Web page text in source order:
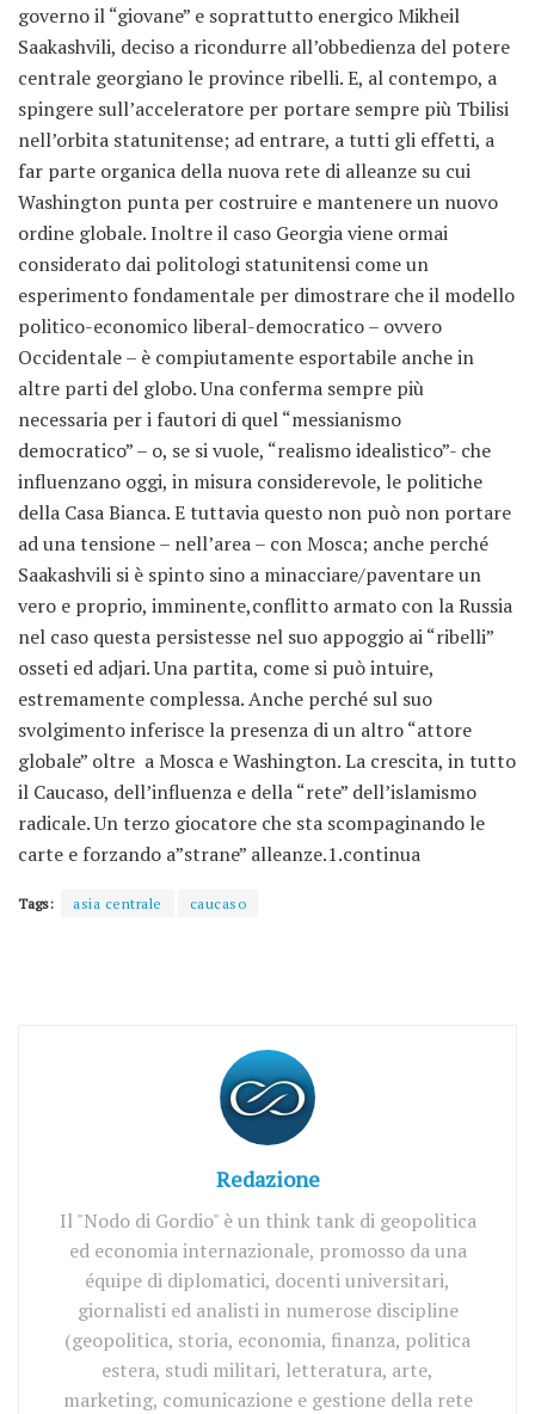
governo il “giovane” e soprattutto energico Mikheil
Saakashvili, deciso a ricondurre all’obbedienza del potere
centrale georgiano le province ribelli. E, al contempo, a
spingere sull’acceleratore per portare sempre più Tbilisi
nell’orbita statunitense; ad entrare, a tutti gli effetti, a
far parte organica della nuova rete di alleanze su cui
Washington punta per costruire e mantenere un nuovo
ordine globale. Inoltre il caso Georgia viene ormai
considerato dai politologi statunitensi come un
esperimento fondamentale per dimostrare che il modello
politico-economico liberal-democratico – ovvero
Occidentale – è compiutamente esportabile anche in
altre parti del globo. Una conferma sempre più
necessaria per i fautori di quel “messianismo
democratico” – o, se si vuole, “realismo idealistico”- che
influenzano oggi, in misura considerevole, le politiche
della Casa Bianca. E tuttavia questo non può non portare
ad una tensione – nell’area – con Mosca; anche perché
Saakashvili si è spinto sino a minacciare/paventare un
vero e proprio, imminente,conflitto armato con la Russia
nel caso questa persistesse nel suo appoggio ai “ribelli”
osseti ed adjari. Una partita, come si può intuire,
estremamente complessa. Anche perché sul suo
svolgimento inferisce la presenza di un altro “attore
globale” oltre a Mosca e Washington. La crescita, in tutto
il Caucaso, dell’influenza e della “rete” dell’islamismo
radicale. Un terzo giocatore che sta scompaginando le
carte e forzando a”strane” alleanze.1.continua
Tags: asia centrale caucaso
Redazione
Il "Nodo di Gordio" è un think tank di geopolitica
ed economia internazionale, promosso da una
équipe di diplomatici, docenti universitari,
giornalisti ed analisti in numerose discipline
(geopolitica, storia, economia, finanza, politica
estera, studi militari, letteratura, arte,
marketing, comunicazione e gestione della rete